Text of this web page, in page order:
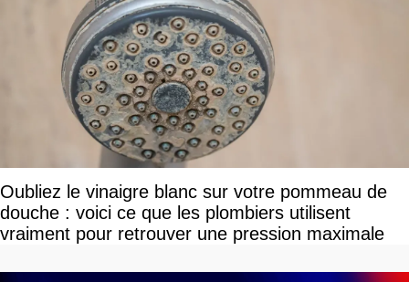
Oubliez le vinaigre blanc sur votre pommeau de
douche : voici ce que les plombiers utilisent
vraiment pour retrouver une pression maximale